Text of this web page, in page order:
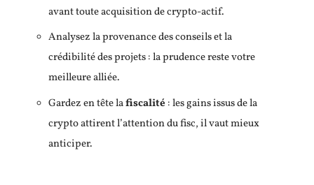
avant toute acquisition de crypto-actif.
Analysez la provenance des conseils et la
crédibilité des projets : la prudence reste votre
meilleure alliée.
Gardez en tête lafiscalité : les gains issus de la
crypto attirent l’attention du fisc, il vaut mieux
anticiper.